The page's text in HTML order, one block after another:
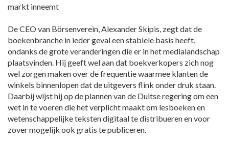
markt inneemt
De CEO van Börsenverein, Alexander Skipis, zegt dat de
boekenbranche in ieder geval een stabiele basis heeft,
ondanks de grote veranderingen die er in het medialandschap
plaatsvinden. Hij geeft wel aan dat boekverkopers zich nog
wel zorgen maken over de frequentie waarmee klanten de
winkels binnenlopen dat de uitgevers flink onder druk staan.
Daarbij wijst hij op de plannen van de Duitse regering om een
wet in te voeren die het verplicht maakt om lesboeken en
wetenschappelijke teksten digitaal te distribueren en voor
zover mogelijk ook gratis te publiceren.